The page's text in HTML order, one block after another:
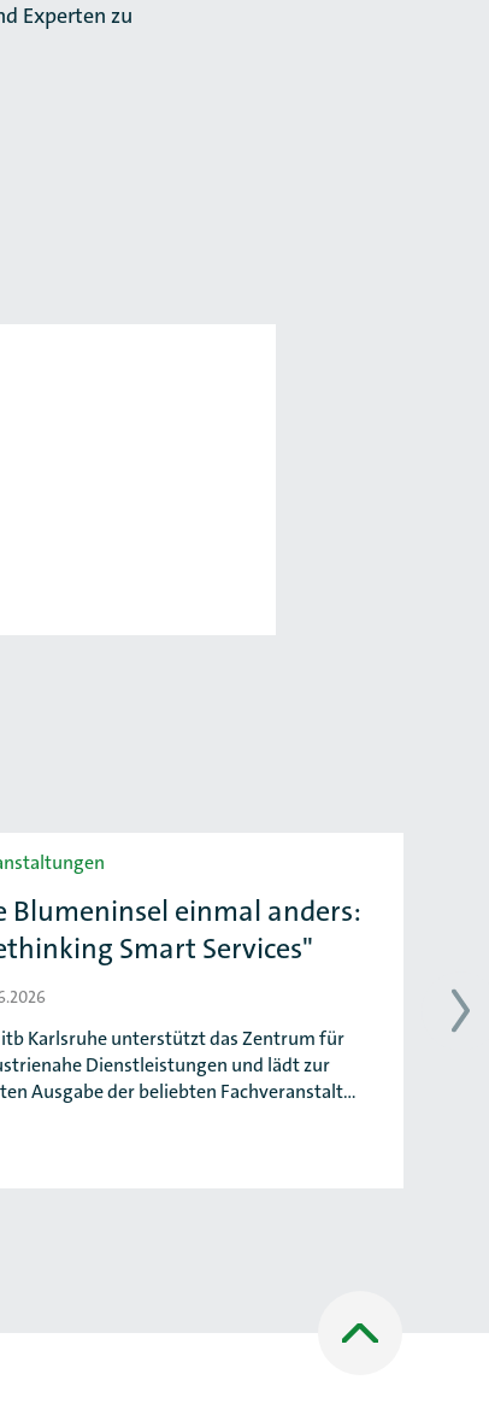
Experten zu
Blumeninsel einmal anders:
Smart Services"
itb Karlsruhe unterstützt das Zentrum für
Dienstleistungen und lädt zur
Ausgabe der beliebten Fachveranstalt…
oben